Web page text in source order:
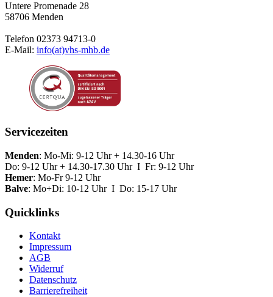
Untere Promenade 28
58706 Menden
Telefon 02373 94713-0
E-Mail: info(at)vhs-mhb.de
Servicezeiten
Menden: Mo-Mi: 9-12 Uhr + 14.30-16 Uhr
Do: 9-12 Uhr + 14.30-17.30 Uhr I Fr: 9-12 Uhr
Hemer: Mo-Fr 9-12 Uhr
Balve: Mo+Di: 10-12 Uhr I Do: 15-17 Uhr
Quicklinks
Kontakt
Impressum
AGB
Widerruf
Datenschutz
Barrierefreiheit